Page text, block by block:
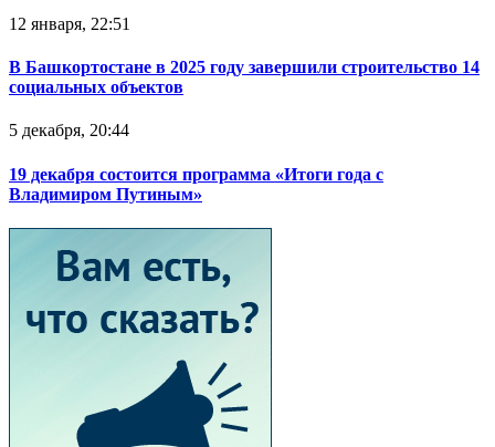
12 января, 22:51
В Башкортостане в 2025 году завершили строительство 14
социальных объектов
5 декабря, 20:44
19 декабря состоится программа «Итоги года с
Владимиром Путиным»